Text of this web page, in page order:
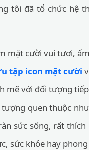
tôi đã tổ chức hệ
mặt cười vui tươi,
tập icon mặt cười
mẽ với đối tượng
quen thuộc
sức sống, rất
sức khỏe hay